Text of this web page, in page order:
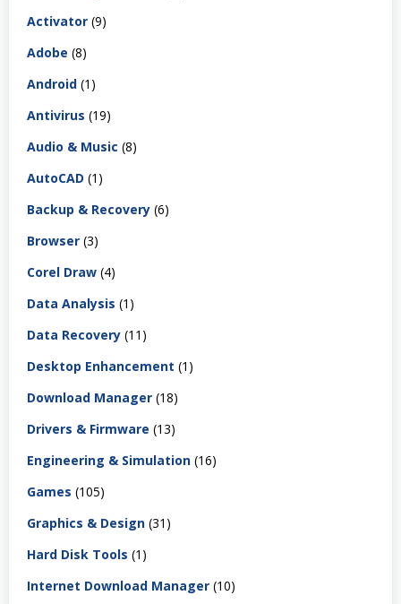
Activator (9)
Adobe (8)
Android (1)
Antivirus (19)
Audio & Music (8)
AutoCAD (1)
Backup & Recovery (6)
Browser (3)
Corel Draw (4)
Data Analysis (1)
Data Recovery (11)
Desktop Enhancement (1)
Download Manager (18)
Drivers & Firmware (13)
Engineering & Simulation (16)
Games (105)
Graphics & Design (31)
Hard Disk Tools (1)
Internet Download Manager (10)